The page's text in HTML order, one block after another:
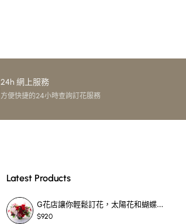
24h 網上服務
方便快捷的24小時查詢訂花服務
Latest Products
G花店讓你輕鬆訂花，太陽花和蝴蝶蘭花籃，適合每個重要時刻！-SF390
$920